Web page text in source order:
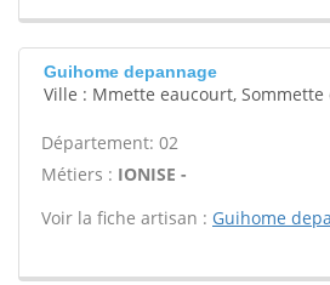
Guihome depannage
Ville : Mmette eaucourt,
Département: 02
Métiers : IONISE -
Voir la fiche artisan : Guihome